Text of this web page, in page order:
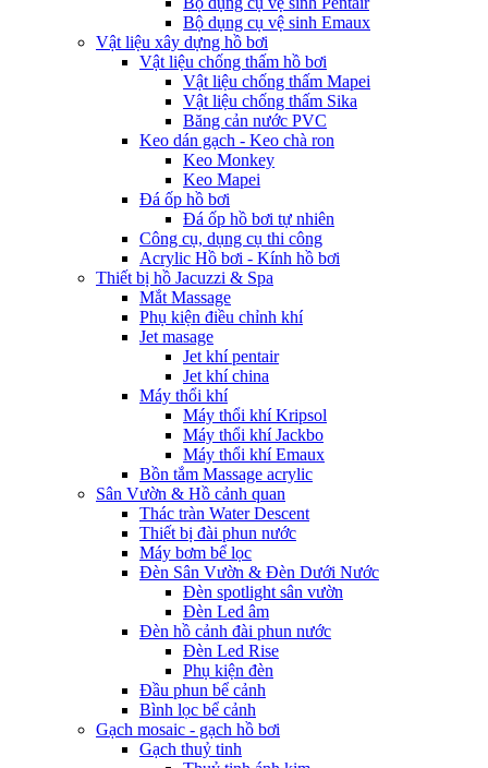
Bộ dụng cụ vệ sinh Emaux
Vật liệu xây dựng hồ bơi
Vật liệu chống thấm hồ bơi
Vật liệu chống thấm Mapei
Vật liệu chống thấm Sika
Băng cản nước PVC
Keo dán gạch - Keo chà ron
Keo Monkey
Keo Mapei
Đá ốp hồ bơi
Đá ốp hồ bơi tự nhiên
Công cụ, dụng cụ thi công
Acrylic Hồ bơi - Kính hồ bơi
Thiết bị hồ Jacuzzi & Spa
Mắt Massage
Phụ kiện điều chỉnh khí
Jet masage
Jet khí pentair
Jet khí china
Máy thổi khí
Máy thổi khí Kripsol
Máy thổi khí Jackbo
Máy thổi khí Emaux
Bồn tắm Massage acrylic
Sân Vườn & Hồ cảnh quan
Thác tràn Water Descent
Thiết bị đài phun nước
Máy bơm bể lọc
Đèn Sân Vườn & Đèn Dưới Nước
Đèn spotlight sân vườn
Đèn Led âm
Đèn hồ cảnh đài phun nước
Đèn Led Rise
Phụ kiện đèn
Đầu phun bể cảnh
Bình lọc bể cảnh
Gạch mosaic - gạch hồ bơi
Gạch thuỷ tinh